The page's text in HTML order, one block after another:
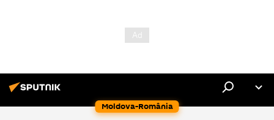
Moldova-România